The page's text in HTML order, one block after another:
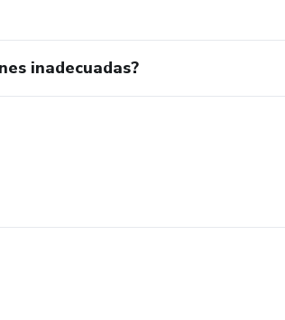
inadecuadas?